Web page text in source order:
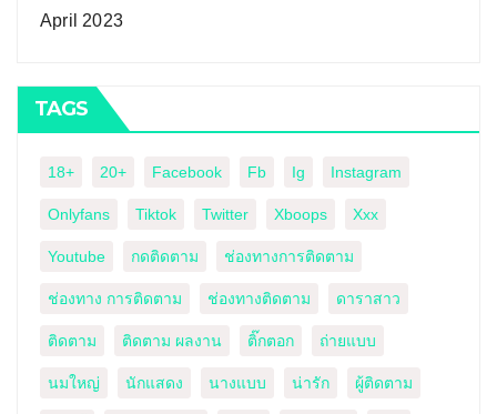
April 2023
TAGS
18+ 20+ Facebook Fb Ig Instagram
Onlyfans Tiktok Twitter Xboops Xxx
Youtube กดติดตาม ช่องทางการติดตาม
ช่องทาง การติดตาม ช่องทางติดตาม ดาราสาว
ติดตาม ติดตาม ผลงาน ติ๊กตอก ถ่ายแบบ
นมใหญ่ นักแสดง นางแบบ น่ารัก ผู้ติดตาม